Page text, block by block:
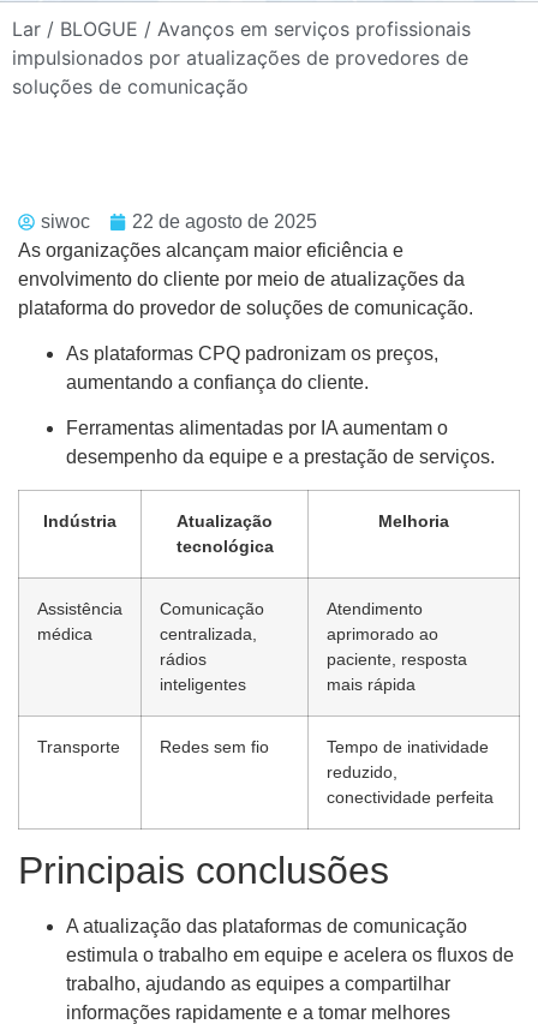
Lar / BLOGUE / Avanços em serviços profissionais
impulsionados por atualizações de provedores de
soluções de comunicação
siwoc
22 de agosto de 2025
As organizações alcançam maior eficiência e
envolvimento do cliente por meio de atualizações da
plataforma do provedor de soluções de comunicação.
As plataformas CPQ padronizam os preços,
aumentando a confiança do cliente.
Ferramentas alimentadas por IA aumentam o
desempenho da equipe e a prestação de serviços.
Indústria
Atualização
tecnológica
Melhoria
Assistência
médica
Comunicação
centralizada,
rádios
inteligentes
Atendimento
aprimorado ao
paciente, resposta
mais rápida
Transporte Redes sem fio
Tempo de inatividade
reduzido,
conectividade perfeita
Principais conclusões
A atualização das plataformas de comunicação
estimula o trabalho em equipe e acelera os fluxos de
trabalho, ajudando as equipes a compartilhar
informações rapidamente e a tomar melhores